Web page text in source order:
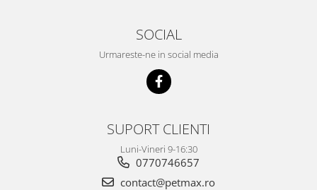
SOCIAL
Urmareste-ne in social media
SUPORT CLIENTI
Luni-Vineri 9-16:30
0770746657
contact@petmax.ro